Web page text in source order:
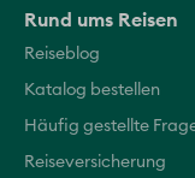
Rund ums Reisen
Reiseblog
Katalog bestellen
Häufig gestellte
Reiseversicherung